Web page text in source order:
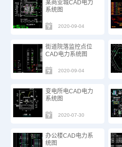
某商业城CAD电力
系统图
2020-09-04
街道院落监控点位
CAD电力系统图
2020-09-04
变电所电CAD电力
系统图
2020-07-30
办公楼CAD电力系
统图